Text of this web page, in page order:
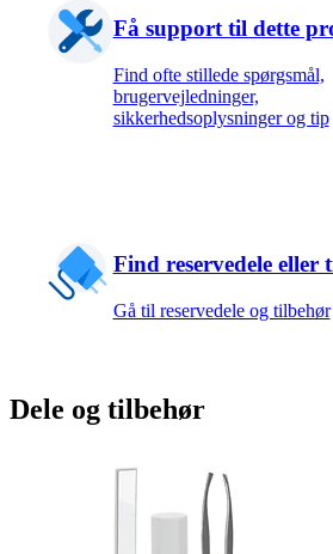
Få support til dette
Find ofte stillede spørgsmål,
brugervejledninger,
sikkerhedsoplysninger og tip
Find reservedele eller
Gå til reservedele og tilbehør
Dele og tilbehør